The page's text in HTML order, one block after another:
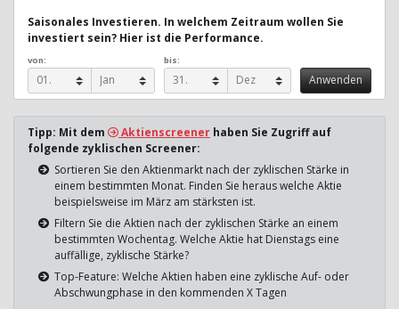
Saisonales Investieren. In welchem Zeitraum wollen Sie
investiert sein? Hier ist die Performance.
von: bis:
Tipp: Mit dem Aktienscreener haben Sie Zugriff auf
folgende zyklischen Screener:
Sortieren Sie den Aktienmarkt nach der zyklischen Stärke in
einem bestimmten Monat. Finden Sie heraus welche Aktie
beispielsweise im März am stärksten ist.
Filtern Sie die Aktien nach der zyklischen Stärke an einem
bestimmten Wochentag. Welche Aktie hat Dienstags eine
auffällige, zyklische Stärke?
Top-Feature: Welche Aktien haben eine zyklische Auf- oder
Abschwungphase in den kommenden X Tagen